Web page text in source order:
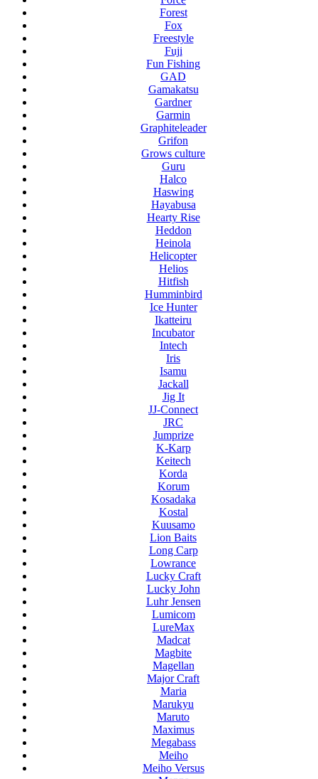
Forest
Fox
Freestyle
Fuji
Fun Fishing
GAD
Gamakatsu
Gardner
Garmin
Graphiteleader
Grifon
Grows culture
Guru
Halco
Haswing
Hayabusa
Hearty Rise
Heddon
Heinola
Helicopter
Helios
Hitfish
Humminbird
Ice Hunter
Ikatteiru
Incubator
Intech
Iris
Isamu
Jackall
Jig It
JJ-Connect
JRC
Jumprize
K-Karp
Keitech
Korda
Korum
Kosadaka
Kostal
Kuusamo
Lion Baits
Long Carp
Lowrance
Lucky Craft
Lucky John
Luhr Jensen
Lumicom
LureMax
Madcat
Magbite
Magellan
Major Craft
Maria
Marukyu
Maruto
Maximus
Megabass
Meiho
Meiho Versus